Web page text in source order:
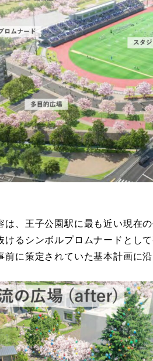
は、王子公園駅に最も近い現在
けるシンボルプロムナードとし
に策定されていた基本計画に沿